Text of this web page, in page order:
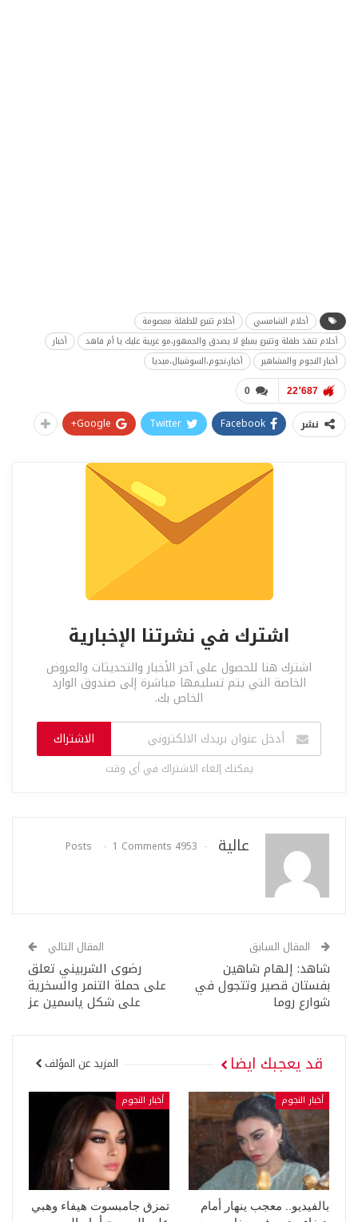
أحلام الشامسي
أحلام تتبرع للطفلة معصومة
أحلام تنقذ طفلة وتتبرع بمبلغ لا يصدق والجمهور،مو غريبة عليك يا أم فاهد
أخبار
أخبار النجوم والمشاهير
أخبار،نجوم،السوشيال،ميديا
0 22٬687
نشر Facebook
Twitter
Google+
اشترك في نشرتنا الإخبارية
اشترك هنا للحصول على آخر الأخبار والتحديثات والعروض
الخاصة التي يتم تسليمها مباشرة إلى صندوق الوارد
الخاص بك.
الاشتراك
يمكنك إلغاء الاشتراك في أي وقت
عالية 4953 Posts
1 Comments
المقال السابق
شاهد: إلهام شاهين
بفستان قصير وتتجول في
شوارع روما
المقال التالي
رضوى الشربيني تعلق
على حملة التنمر والسخرية
على شكل ياسمين عز
قد يعجبك ايضا المزيد عن المؤلف
أخبار النجوم
بالفيديو.. معجب ينهار أمام
أخبار النجوم
تمزق جامبسوت هيفاء وهبي